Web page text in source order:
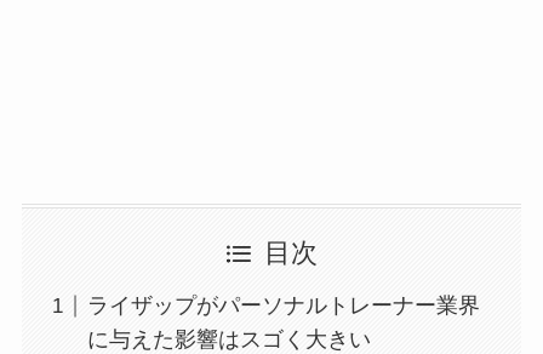
目次
ライザップがパーソナルトレーナー業界
に与えた影響はスゴく大きい